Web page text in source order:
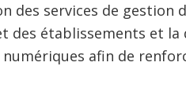
des services de gestion
des établissements et la
afin de